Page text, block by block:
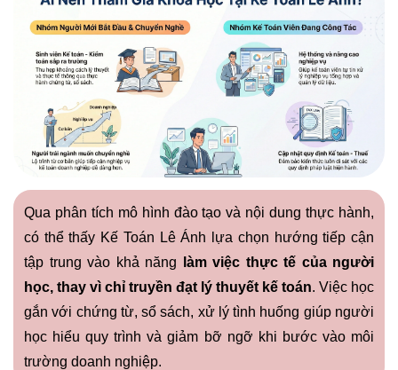
Qua phân tích mô hình đào tạo và nội dung thực hành,
có thể thấy Kế Toán Lê Ánh lựa chọn hướng tiếp cận
tập trung vào khả năng
làm việc thực tế của người
học, thay vì chỉ truyền đạt lý thuyết kế toán. Việc học
gắn với chứng từ, sổ sách, xử lý tình huống giúp người
học hiểu quy trình và giảm bỡ ngỡ khi bước vào môi
trường doanh nghiệp.